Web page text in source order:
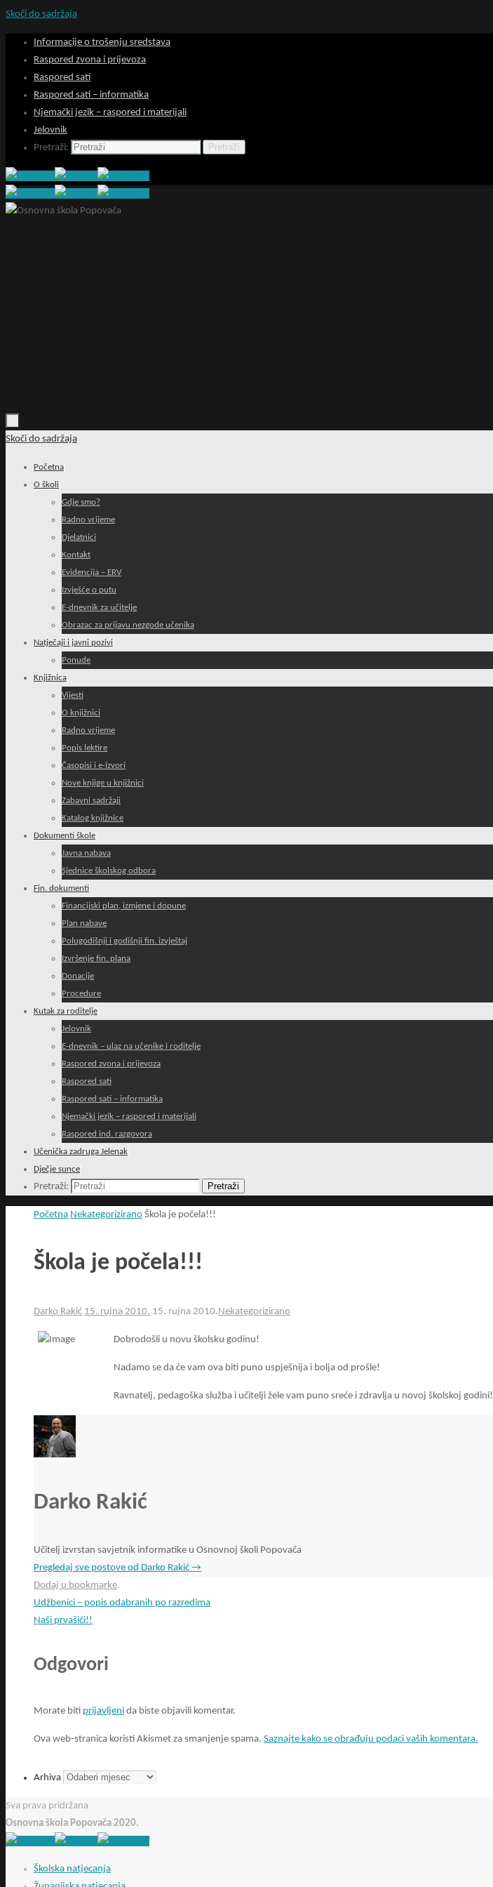
Skoči do sadržaja
Informacije o trošenju sredstava
Raspored zvona i prijevoza
Raspored sati
Raspored sati – informatika
Njemački jezik – raspored i materijali
Jelovnik
Pretraži:
Pretraži
Skoči do sadržaja
Početna
O školi
Gdje smo?
Radno vrijeme
Djelatnici
Kontakt
Evidencija – ERV
Izvješće o putu
E-dnevnik za učitelje
Obrazac za prijavu nezgode učenika
Natječaji i javni pozivi
Ponude
Knjižnica
Vijesti
O knjižnici
Radno vrijeme
Popis lektire
Časopisi i e-izvori
Nove knjige u knjižnici
Zabavni sadržaji
Katalog knjižnice
Dokumenti škole
Javna nabava
Sjednice školskog odbora
Fin. dokumenti
Financijski plan, izmjene i dopune
Plan nabave
Polugodišnji i godišnji fin. izvještaj
Izvršenje fin. plana
Donacije
Procedure
Kutak za roditelje
Jelovnik
E-dnevnik – ulaz na učenike i roditelje
Raspored zvona i prijevoza
Raspored sati
Raspored sati – informatika
Njemački jezik – raspored i materijali
Raspored ind. razgovora
Učenička zadruga Jelenak
Dječje sunce
Pretraži: Pretraži
Početna Nekategorizirano Škola je počela!!!
Škola je počela!!!
Darko Rakić 15. rujna 2010. 15. rujna 2010.Nekategorizirano
Dobrodošli u novu školsku godinu!
Nadamo se da će vam ova biti puno uspješnija i bolja od prošle!
Ravnatelj, pedagoška služba i učitelji žele vam puno sreće i zdravlja u novoj školskoj godini!
Darko Rakić
Učitelj izvrstan savjetnik informatike u Osnovnoj školi Popovača
Pregledaj sve postove od Darko Rakić →
Dodaj u bookmarke.
Udžbenici – popis odabranih po razredima
Naši prvašići!!
Odgovori
Morate biti prijavljeni da biste objavili komentar.
Ova web-stranica koristi Akismet za smanjenje spama. Saznajte kako se obrađuju podaci vaših komentara.
Arhiva
Sva prava pridržana
Osnovna škola Popovača 2020.
Školska natjecanja